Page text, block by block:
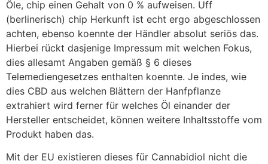
Öle, chip einen Gehalt von 0 % aufweisen. Uff
(berlinerisch) chip Herkunft ist echt ergo abgeschlossen
achten, ebenso koennte der Händler absolut seriös das.
Hierbei rückt dasjenige Impressum mit welchen Fokus,
dies allesamt Angaben gemäß § 6 dieses
Telemediengesetzes enthalten koennte. Je indes, wie
dies CBD aus welchen Blättern der Hanfpflanze
extrahiert wird ferner für welches Öl einander der
Hersteller entscheidet, können weitere Inhaltsstoffe vom
Produkt haben das.
Mit der EU existieren dieses für Cannabidiol nicht die